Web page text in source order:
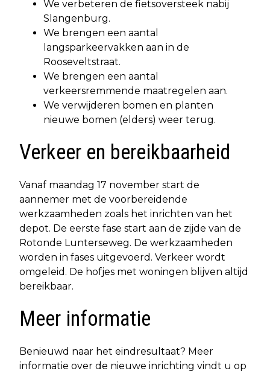
We verbeteren de fietsoversteek nabij
Slangenburg.
We brengen een aantal
langsparkeervakken aan in de
Rooseveltstraat.
We brengen een aantal
verkeersremmende maatregelen aan.
We verwijderen bomen en planten
nieuwe bomen (elders) weer terug.
Verkeer en bereikbaarheid
Vanaf maandag 17 november start de
aannemer met de voorbereidende
werkzaamheden zoals het inrichten van het
depot. De eerste fase start aan de zijde van de
Rotonde Lunterseweg. De werkzaamheden
worden in fases uitgevoerd. Verkeer wordt
omgeleid. De hofjes met woningen blijven altijd
bereikbaar.
Meer informatie
Benieuwd naar het eindresultaat? Meer
informatie over de nieuwe inrichting vindt u op